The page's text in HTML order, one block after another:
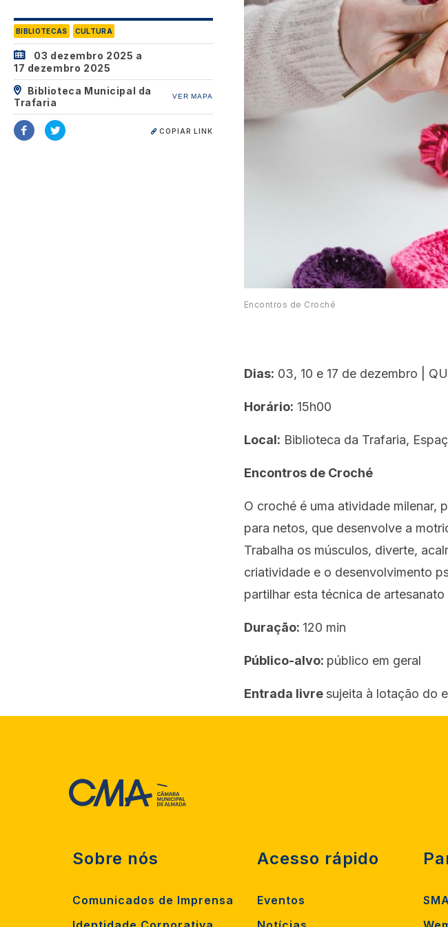
BIBLIOTECAS CULTURA
03 dezembro 2025 a
17 dezembro 2025
Biblioteca Municipal da
Trafaria
VER MAPA
COPIAR LINK
Encontros de Croché
Dias: 03, 10 e 17 de dezembro |
Horário: 15h00
Local: Biblioteca da Trafaria,
Encontros de Croché
O croché é uma atividade milenar,
para netos, que desenvolve a
Trabalha os músculos, diverte,
criatividade e o desenvolvimento
partilhar esta técnica de
Duração: 120 min
Público-alvo: público em geral
Entrada livresujeita à lotação do
Sobre nós
Comunicados de Imprensa
Acesso rápido
Eventos